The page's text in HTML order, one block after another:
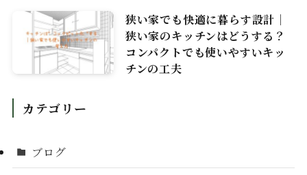
狭い家でも快適に暮らす設計｜
狭い家のキッチンはどうする？
コンパクトでも使いやすいキッ
チンの工夫
カテゴリー
ブログ